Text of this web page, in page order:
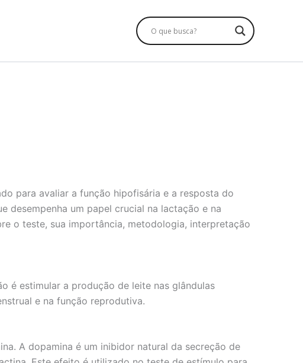
para avaliar a função hipofisária e a resposta do
desempenha um papel crucial na lactação e na
o teste, sua importância, metodologia, interpretação
é estimular a produção de leite nas glândulas
e na função reprodutiva.
A dopamina é um inibidor natural da secreção de